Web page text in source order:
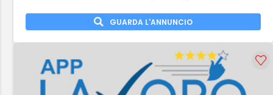
GUARDA L'ANNUNCIO